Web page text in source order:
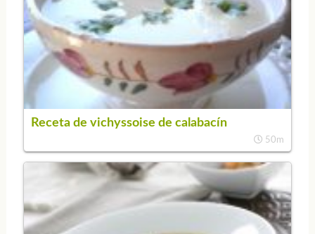
Receta de vichyssoise de calabacín
50m